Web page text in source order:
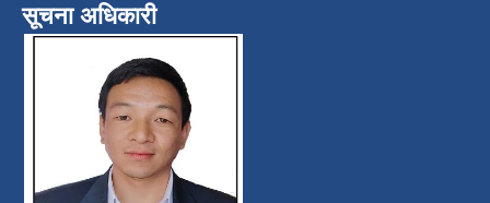
सूचना अधिकारी